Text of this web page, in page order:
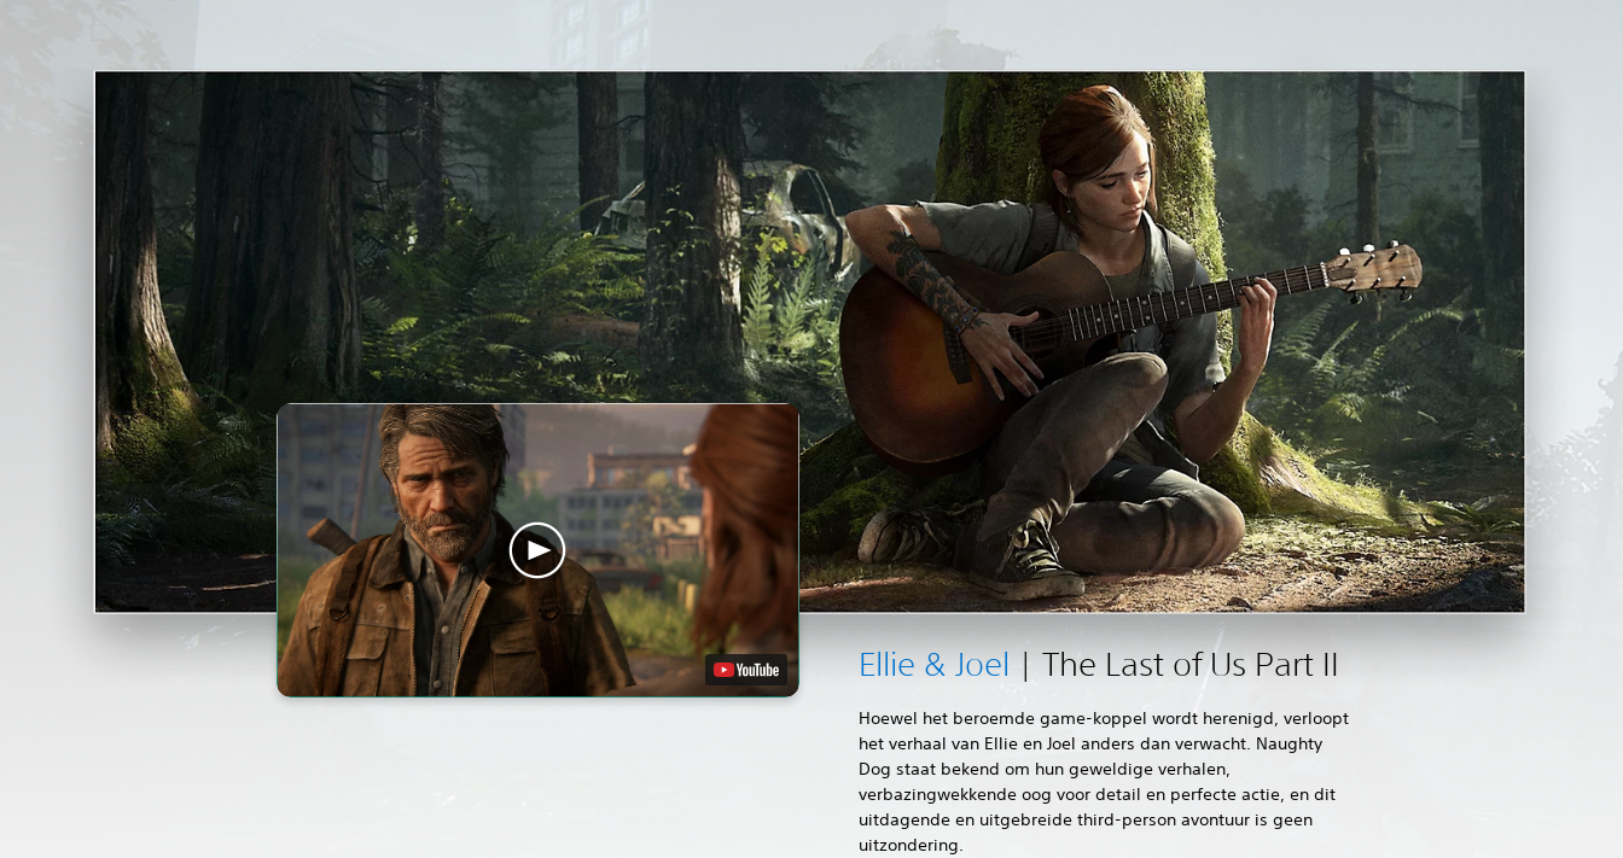
Ellie & Joel | The Last of Us Part II
Hoewel het beroemde game-koppel wordt herenigd, verloopt
het verhaal van Ellie en Joel anders dan verwacht. Naughty
Dog staat bekend om hun geweldige verhalen,
verbazingwekkende oog voor detail en perfecte actie, en dit
uitdagende en uitgebreide third-person avontuur is geen
uitzondering.